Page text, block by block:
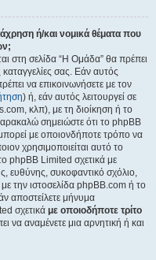
ή/και νομικά θέματα που
στη σελίδα “Η Ομάδα” θα πρέπει
καταγγελίες σας. Εάν αυτός
να επικοινωνήσετε με τον
) ή, εάν αυτός λειτουργεί σε
κλπ), με τη διοίκηση ή το
σημειώστε ότι το phpBB
με οποιονδήποτε τρόπο να
χρησιμοποιείται αυτό το
phpBB Limited σχετικά με
ευθύνης, συκοφαντικό σχόλιο,
με την ιστοσελίδα phpBB.com ή το
αποστείλετε μήνυμα
σχετικά με οποιοδήποτε τρίτο
να αναμένετε μια αρνητική ή και